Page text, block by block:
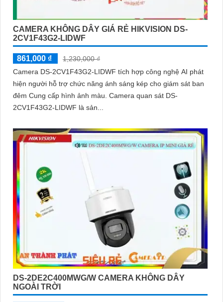
CAMERA KHÔNG DÂY GIÁ RẺ HIKVISION DS-
2CV1F43G2-LIDWF
861,000 ₫
1,230,000 ₫
Camera DS-2CV1F43G2-LIDWF tích hợp công nghệ AI phát
hiện người hỗ trợ chức năng ánh sáng kép cho giám sát ban
đêm Cung cấp hình ảnh màu. Camera quan sát DS-
2CV1F43G2-LIDWF là sản...
DS-2DE2C400MWG/W CAMERA KHÔNG DÂY
NGOÀI TRỜI